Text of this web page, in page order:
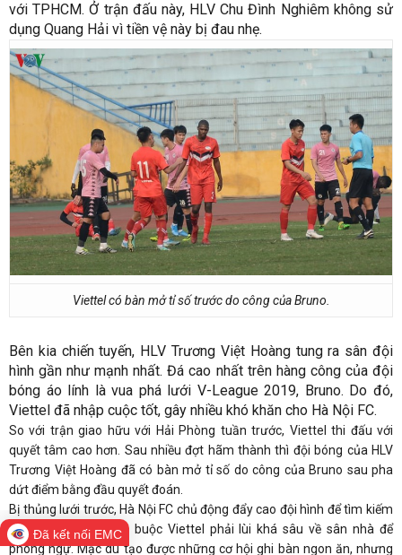
với TPHCM. Ở trận đấu này, HLV Chu Đình Nghiêm không sử
dụng Quang Hải vì tiền vệ này bị đau nhẹ.
Viettel có bàn mở tỉ số trước do công của Bruno.
Bên kia chiến tuyến, HLV Trương Việt Hoàng tung ra sân đội
hình gần như mạnh nhất. Đá cao nhất trên hàng công của đội
bóng áo lính là vua phá lưới V-League 2019, Bruno. Do đó,
Viettel đã nhập cuộc tốt, gây nhiều khó khăn cho Hà Nội FC.
So với trận giao hữu với Hải Phòng tuần trước, Viettel thi đấu với
quyết tâm cao hơn. Sau nhiều đợt hãm thành thì đội bóng của HLV
Trương Việt Hoàng đã có bàn mở tỉ số do công của Bruno sau pha
dứt điểm bằng đầu quyết đoán.
Bị thủng lưới trước, Hà Nội FC chủ động đẩy cao đội hình để tìm kiếm
bàn gỡ. Đội chủ nhà buộc Viettel phải lùi khá sâu về sân nhà để
phòng ngự. Mặc dù tạo được những cơ hội ghi bàn ngon ăn, nhưng
Đã kết nối EMC